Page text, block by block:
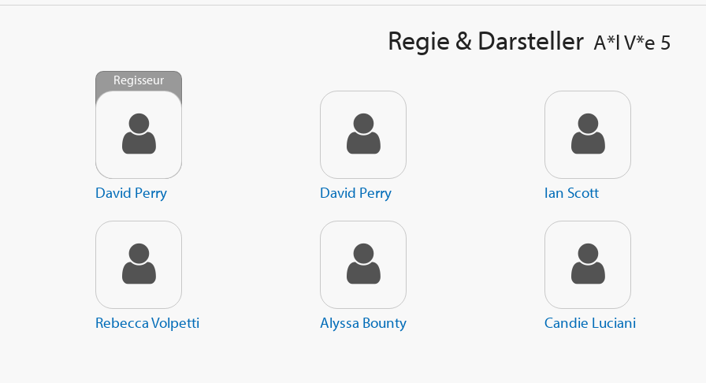
Regie & Darsteller A*l V*e 5
Regisseur
David Perry David Perry Ian Scott
Rebecca Volpetti Alyssa Bounty Candie Luciani